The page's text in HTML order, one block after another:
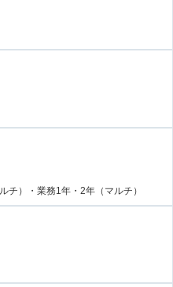
チ）・業務1年・2年（マルチ）